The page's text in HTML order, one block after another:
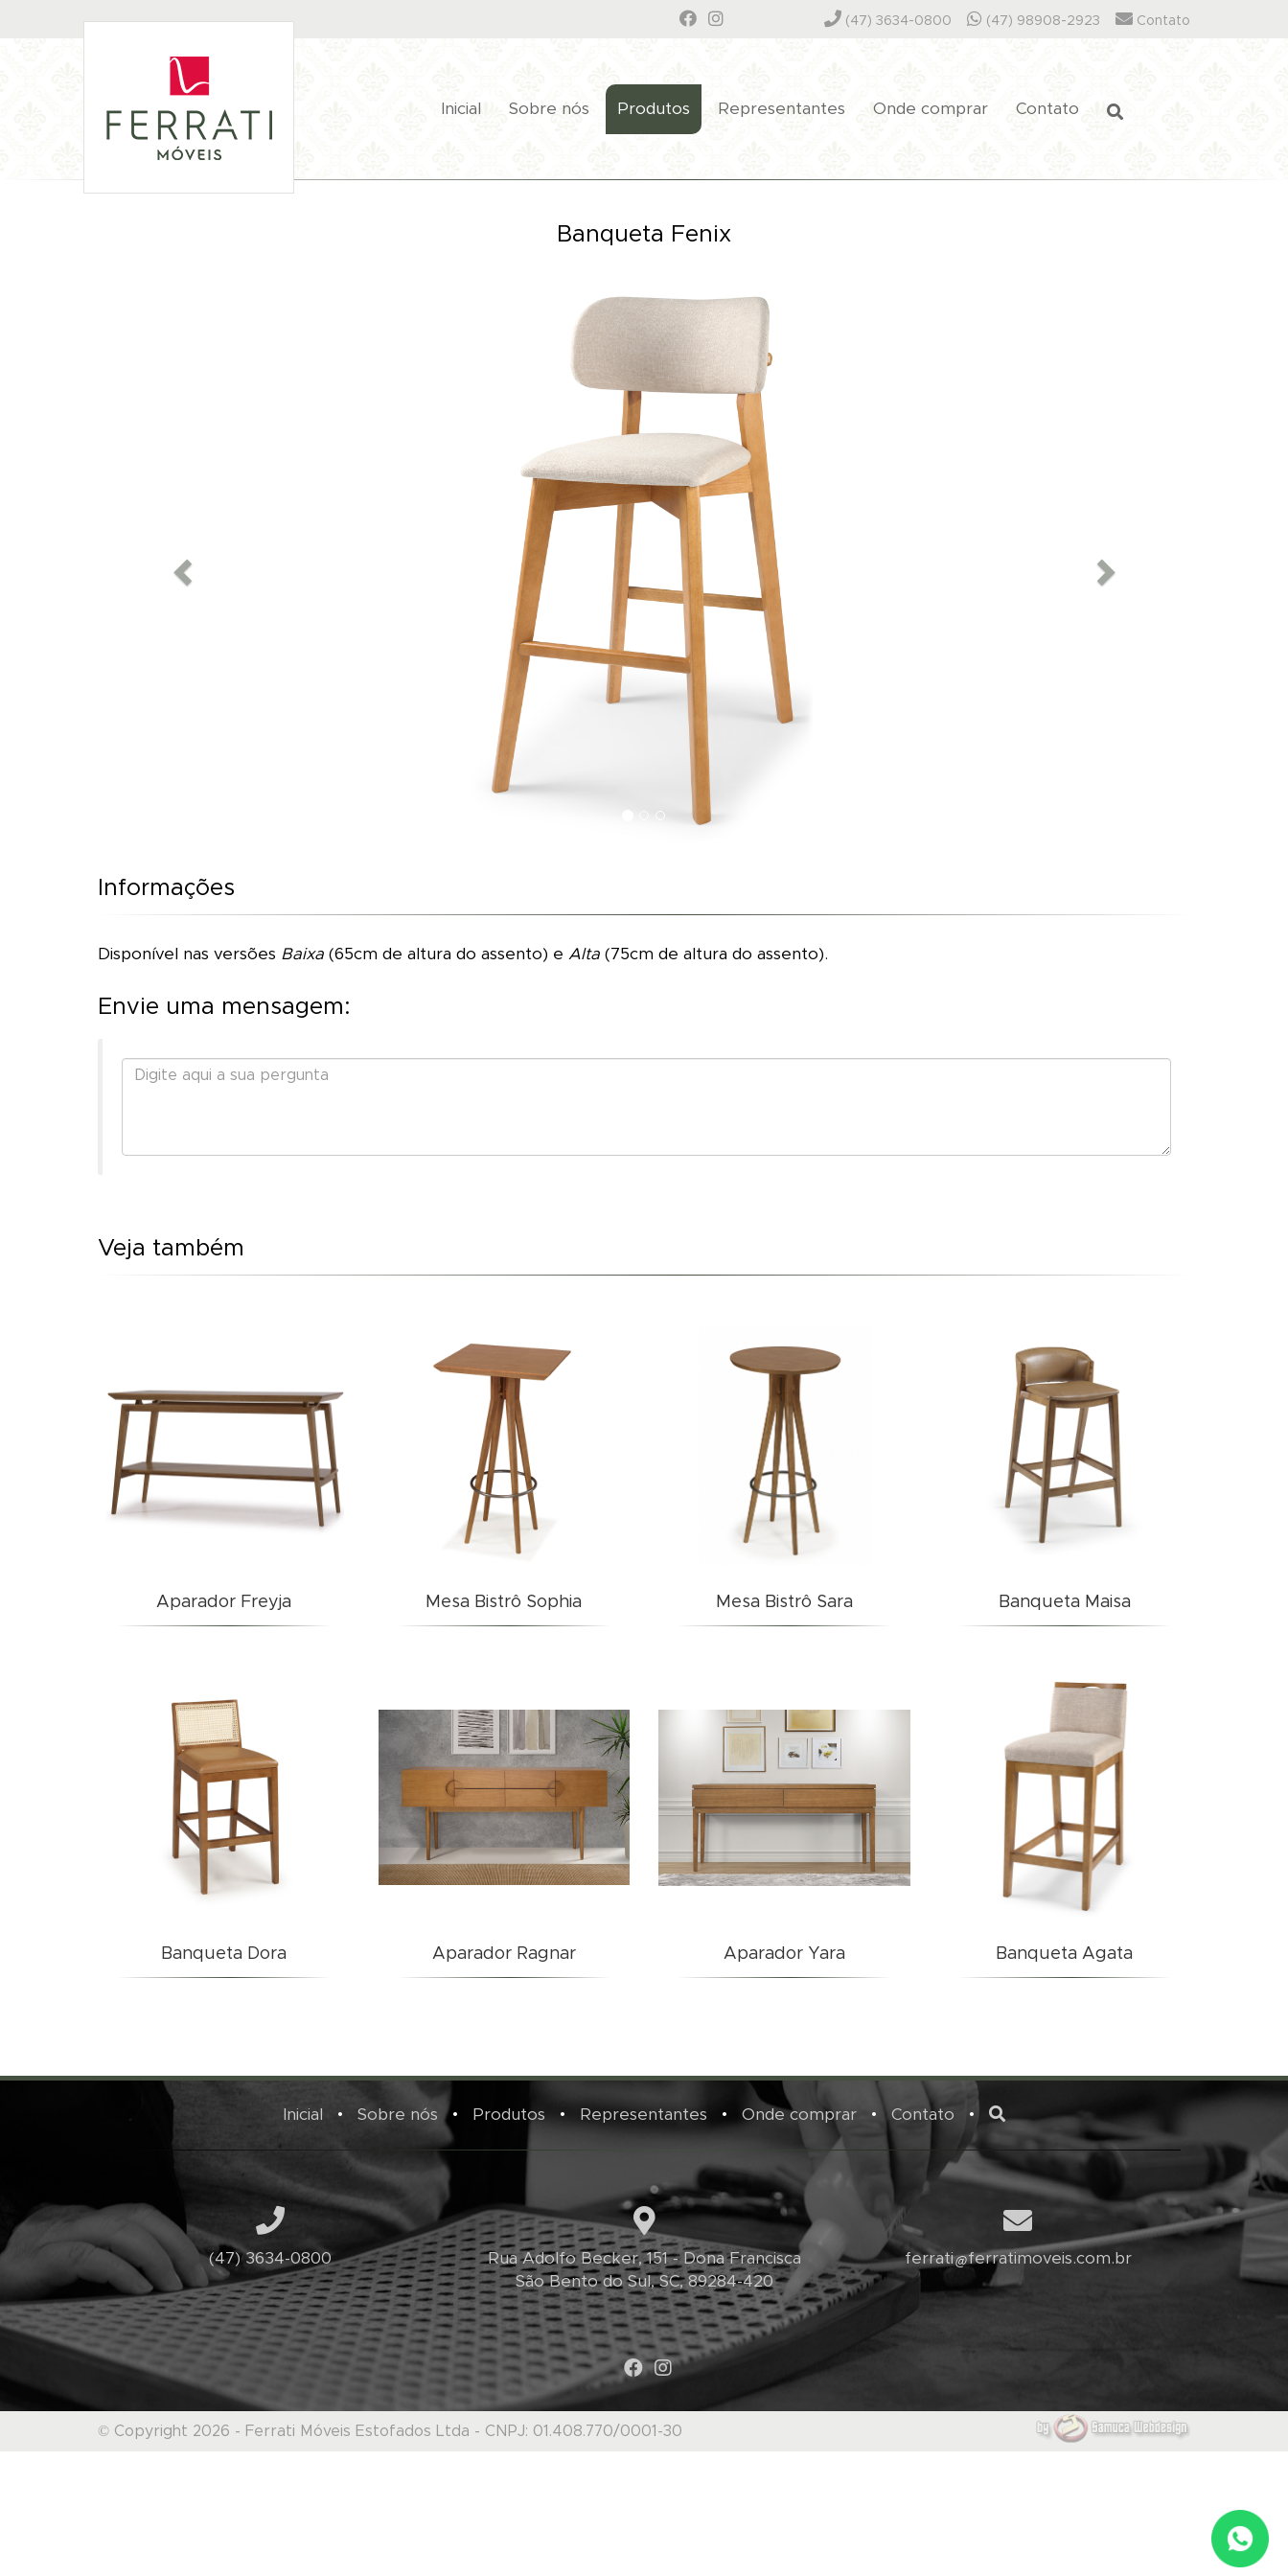
(47) 3634-0800 (47) 98908-2923 Contato
Inicial Sobre nós Produtos Representantes Onde comprar Contato
Banqueta Fenix
Informações
Disponível nas versões Baixa (65cm de altura do assento) e Alta (75cm de altura do assento).
Envie uma mensagem:
Veja também
Aparador Freyja Mesa Bistrô Sophia Mesa Bistrô Sara Banqueta Maisa
Banqueta Dora Aparador Ragnar Aparador Yara Banqueta Agata
Inicial • Sobre nós • Produtos • Representantes • Onde comprar • Contato •
(47) 3634-0800
Rua Adolfo Becker, 151 - Dona Francisca
São Bento do Sul, SC, 89284-420
ferrati ferratimoveis.com.br
© Copyright 2026 - Ferrati Móveis Estofados Ltda - CNPJ: 01.408.770/0001-30